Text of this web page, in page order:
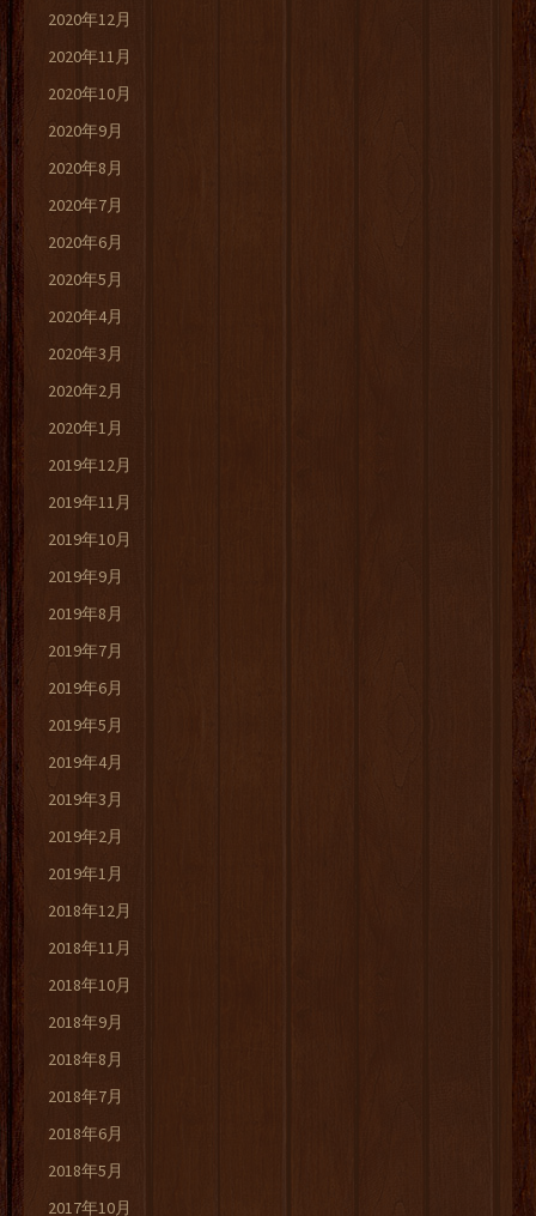
2020年12月
2020年11月
2020年10月
2020年9月
2020年8月
2020年7月
2020年6月
2020年5月
2020年4月
2020年3月
2020年2月
2020年1月
2019年12月
2019年11月
2019年10月
2019年9月
2019年8月
2019年7月
2019年6月
2019年5月
2019年4月
2019年3月
2019年2月
2019年1月
2018年12月
2018年11月
2018年10月
2018年9月
2018年8月
2018年7月
2018年6月
2018年5月
2017年10月